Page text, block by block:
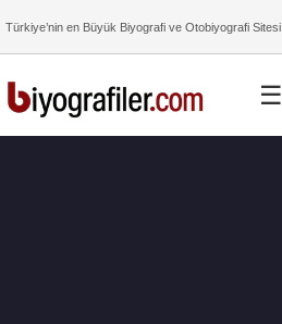
Türkiye’nin en Büyük Biyografi ve Otobiyografi Sitesi
☰